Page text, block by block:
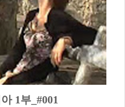
1부_#001